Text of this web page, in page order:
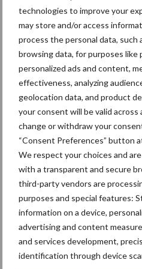
technologies to improve your
may store and/or access
process the personal data, such
browsing data, for purposes like
personalized ads and content,
effectiveness, analyzing
geolocation data, and product
your consent will be valid across
change or withdraw your
“Consent Preferences” button
We respect your choices and
with a transparent and secure
third-party vendors are
purposes and special features:
information on a device,
advertising and content
and services development,
identification through device
gemakkelijker uit de bodem. Om
landbouw zijn hiervoor snel
Bron:Provincie Gelderland
Aanbevolen voor
Kabinet
voert